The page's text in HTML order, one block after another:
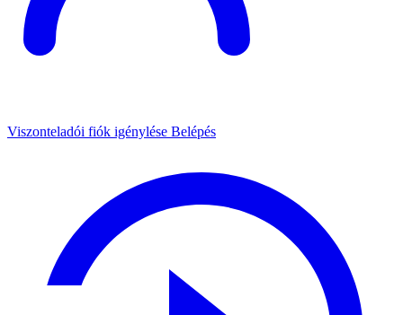
Viszonteladói fiók igénylése Belépés